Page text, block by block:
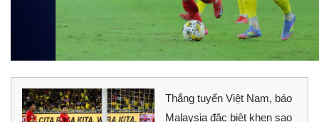
Thắng tuyển Việt Nam, báo
Malaysia đặc biệt khen sao